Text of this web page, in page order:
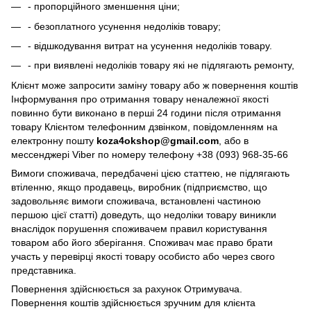
- пропорційного зменшення ціни;
- безоплатного усунення недоліків товару;
- відшкодування витрат на усунення недоліків товару.
- при виявлені недоліків товару які не підлягають ремонту,
Клієнт може запросити заміну товару або ж повернення коштів
Інформування про отримання товару неналежної якості
повинно бути виконано в перші 24 години після отримання
товару Клієнтом телефонним дзвінком, повідомленням на
електронну пошту koza4okshop@gmail.com , або в
мессенджері Viber по номеру телефону +38 (093) 968-35-66
Вимоги споживача, передбачені цією статтею, не підлягають
втіленню, якщо продавець, виробник (підприємство, що
задовольняє вимоги споживача, встановлені частиною
першою цієї статті) доведуть, що недоліки товару виникли
внаслідок порушення споживачем правил користування
товаром або його зберігання. Споживач має право брати
участь у перевірці якості товару особисто або через свого
представника.
Повернення здійснюється за рахунок Отримувача.
Повернення коштів здійснюється зручним для клієнта